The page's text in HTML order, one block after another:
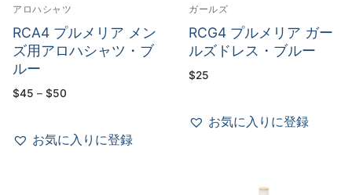
アロハシャツ
RCA4 プルメリア メン
ズ用アロハシャツ・ブ
ルー
$45 – $50
–
$50
お気に入りに登録
ガールズ
RCG4 プルメリア ガー
ルズドレス・ブルー
$25
お気に入りに登録